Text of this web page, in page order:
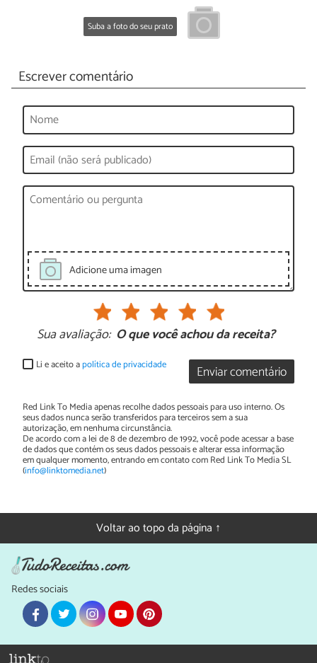
Suba a foto do seu prato
Escrever comentário
Adicione uma imagen
Sua avaliação: O que você achou da receita?
Enviar comentário
Li e aceito apolítica de privacidade
Red Link To Media apenas recolhe dados pessoais para uso interno. Os
seus dados nunca serão transferidos para terceiros sem a sua
autorização, em nenhuma circunstância.
De acordo com a lei de 8 de dezembro de 1992, você pode acessar a base
de dados que contém os seus dados pessoais e alterar essa informação
em qualquer momento, entrando em contato com Red Link To Media SL
(info@linktomedia.net)
Voltar ao topo da página ↑
Redes sociais